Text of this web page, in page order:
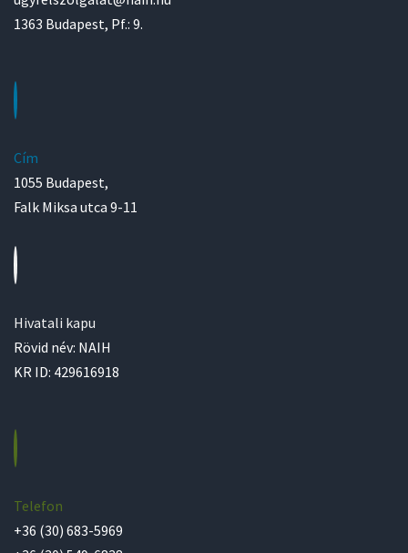
1363 Budapest, Pf.: 9.
Cím
1055 Budapest,
Falk Miksa utca 9-11
Hivatali kapu
Rövid név: NAIH
KR ID: 429616918
Telefon
+36 (30) 683-5969